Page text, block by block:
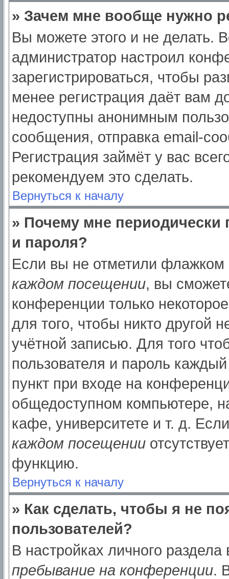
» Зачем мне вообще нужно
Вы можете этого и не делать.
администратор настроил
зарегистрироваться, чтобы
менее регистрация даёт вам
недоступны анонимным
сообщения, отправка email-
Регистрация займёт у вас
рекомендуем это сделать.
Вернуться к началу
» Почему мне периодически
и пароля?
Если вы не отметили флажком
каждом посещении, вы
конференции только
для того, чтобы никто другой
учётной записью. Для того
пользователя и пароль
пункт при входе на
общедоступном компьютере,
кафе, университете и т. д.
каждом посещении
функцию.
Вернуться к началу
» Как сделать, чтобы я не
пользователей?
В настройках личного
пребывание на конференции.